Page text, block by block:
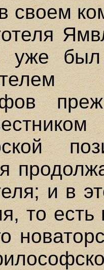
своем
уже
и в
то есть